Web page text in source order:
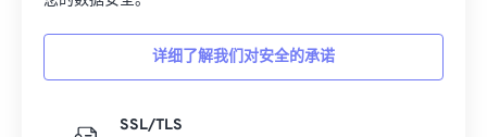
详细了解我们对安全的承诺
SSL/TLS